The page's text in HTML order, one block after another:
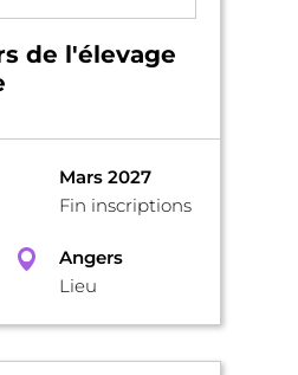
de l'élevage
Mars 2027
Fin inscriptions
Angers
Lieu